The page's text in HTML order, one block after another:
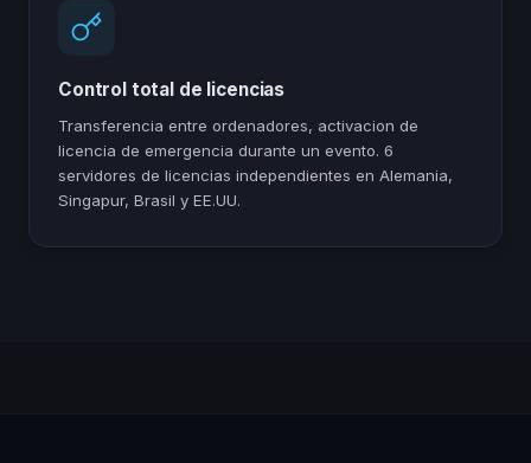
Control total de licencias
Transferencia entre ordenadores, activacion de
licencia de emergencia durante un evento. 6
servidores de licencias independientes en Alemania,
Singapur, Brasil y EE.UU.